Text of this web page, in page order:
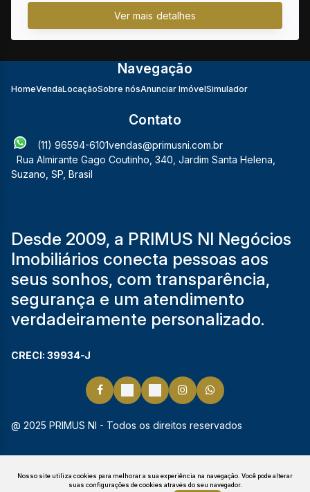
Nosso site utiliza cookies para melhorar a sua experiência na navegação. Você pode alterar
suas configurações de cookies através do seu navegador.
Navegação
HomeVendaLocaçãoSobre nósAnunciar ImóvelSimulador
Contato
(11) 96594-6101vendas@primusni.com.br
Rua Almirante Gago Coutinho 340 Jardim Santa Helena
Suzano SP Brasil
Desde 2009, a PRIMUS NI Negócios
Imobiliários conecta pessoas aos
seus sonhos, com transparência,
segurança e um atendimento
verdadeiramente personalizado.
CRECI: 39934-J
@ 2025 PRIMUS NI - Todos os direitos reservados